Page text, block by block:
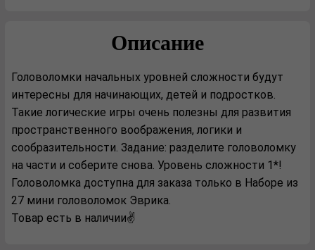
Описание
Головоломки начальных уровней сложности будут
интересны для начинающих, детей и подростков.
Такие логические игры очень полезны для развития
пространственного воображения, логики и
сообразительности. Задание: разделите головоломку
на части и соберите снова. Уровень сложности 1*!
Головоломка доступна для заказа только в Наборе из
27 мини головоломок Эврика.
Товар есть в наличии✌️